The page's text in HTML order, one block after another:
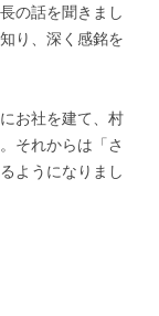
の話を聞きまし
り、深く感銘を
お社を建て、村
それからは「さ
ようになりまし